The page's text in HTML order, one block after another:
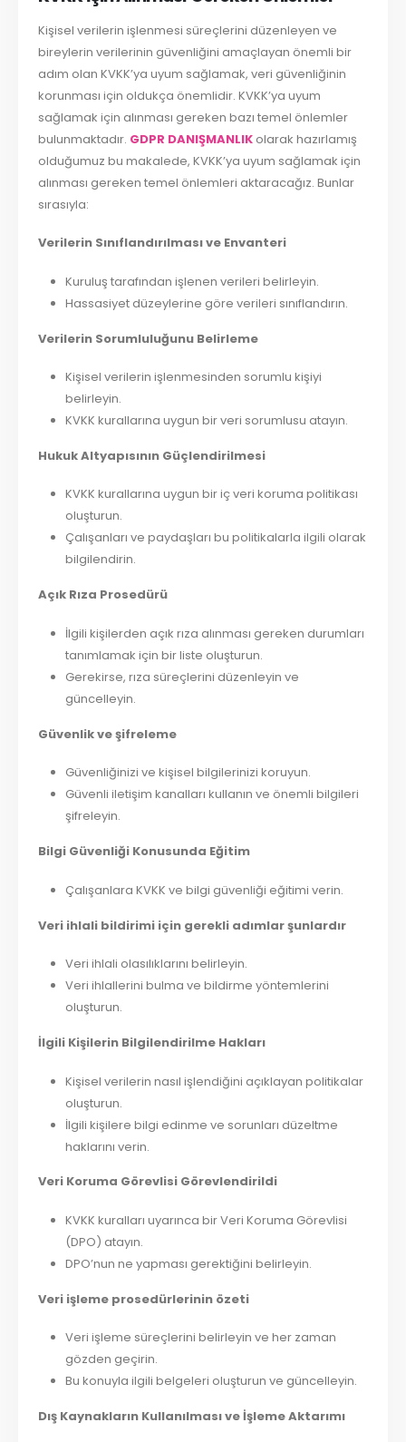
Kişisel verilerin işlenmesi süreçlerini düzenleyen ve
bireylerin verilerinin güvenliğini amaçlayan önemli bir
adım olan KVKK’ya uyum sağlamak, veri güvenliğinin
korunması için oldukça önemlidir. KVKK’ya uyum
sağlamak için alınması gereken bazı temel önlemler
bulunmaktadır. GDPR DANIŞMANLIK olarak hazırlamış
olduğumuz bu makalede, KVKK’ya uyum sağlamak için
alınması gereken temel önlemleri aktaracağız. Bunlar
sırasıyla:
Verilerin Sınıflandırılması ve Envanteri
Kuruluş tarafından işlenen verileri belirleyin.
Hassasiyet düzeylerine göre verileri sınıflandırın.
Verilerin Sorumluluğunu Belirleme
Kişisel verilerin işlenmesinden sorumlu kişiyi
belirleyin.
KVKK kurallarına uygun bir veri sorumlusu atayın.
Hukuk Altyapısının Güçlendirilmesi
KVKK kurallarına uygun bir iç veri koruma politikası
oluşturun.
Çalışanları ve paydaşları bu politikalarla ilgili olarak
bilgilendirin.
Açık Rıza Prosedürü
İlgili kişilerden açık rıza alınması gereken durumları
tanımlamak için bir liste oluşturun.
Gerekirse, rıza süreçlerini düzenleyin ve
güncelleyin.
Güvenlik ve şifreleme
Güvenliğinizi ve kişisel bilgilerinizi koruyun.
Güvenli iletişim kanalları kullanın ve önemli bilgileri
şifreleyin.
Bilgi Güvenliği Konusunda Eğitim
Çalışanlara KVKK ve bilgi güvenliği eğitimi verin.
Veri ihlali bildirimi için gerekli adımlar şunlardır
Veri ihlali olasılıklarını belirleyin.
Veri ihlallerini bulma ve bildirme yöntemlerini
oluşturun.
İlgili Kişilerin Bilgilendirilme Hakları
Kişisel verilerin nasıl işlendiğini açıklayan politikalar
oluşturun.
İlgili kişilere bilgi edinme ve sorunları düzeltme
haklarını verin.
Veri Koruma Görevlisi Görevlendirildi
KVKK kuralları uyarınca bir Veri Koruma Görevlisi
(DPO) atayın.
DPO’nun ne yapması gerektiğini belirleyin.
Veri işleme prosedürlerinin özeti
Veri işleme süreçlerini belirleyin ve her zaman
gözden geçirin.
Bu konuyla ilgili belgeleri oluşturun ve güncelleyin.
Dış Kaynakların Kullanılması ve İşleme Aktarımı